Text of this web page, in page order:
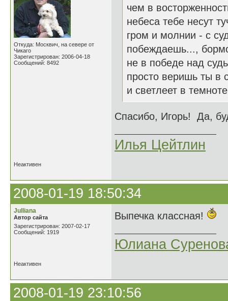
Откуда: Москвич, на севере от
Чикаго
Зарегистрирован: 2006-04-18
Сообщений: 8492
чем в
небеса тебе несут
гром и молнии - с
побеждаешь...,
не в победе над
просто веришь ты в
и светлеет в
Спасибо, Игорь! Да,
Илья Цейтлин
Неактивен
2008-01-19 18:50:34
Julliana
Автор сайта
Зарегистрирован: 2007-02-17
Сообщений: 1919
Выпечка классная!
Юлиана
Неактивен
2008-01-19 23:10:56